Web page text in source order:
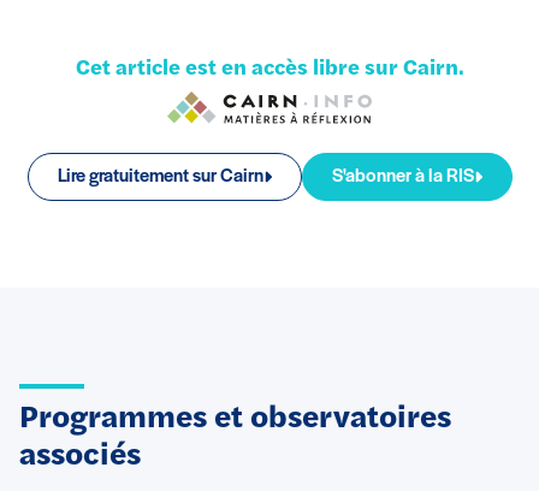
Cet article est en accès libre sur Cairn.
Lire gratuitement sur Cairn S'abonner à la RIS
Programmes et observatoires
associés